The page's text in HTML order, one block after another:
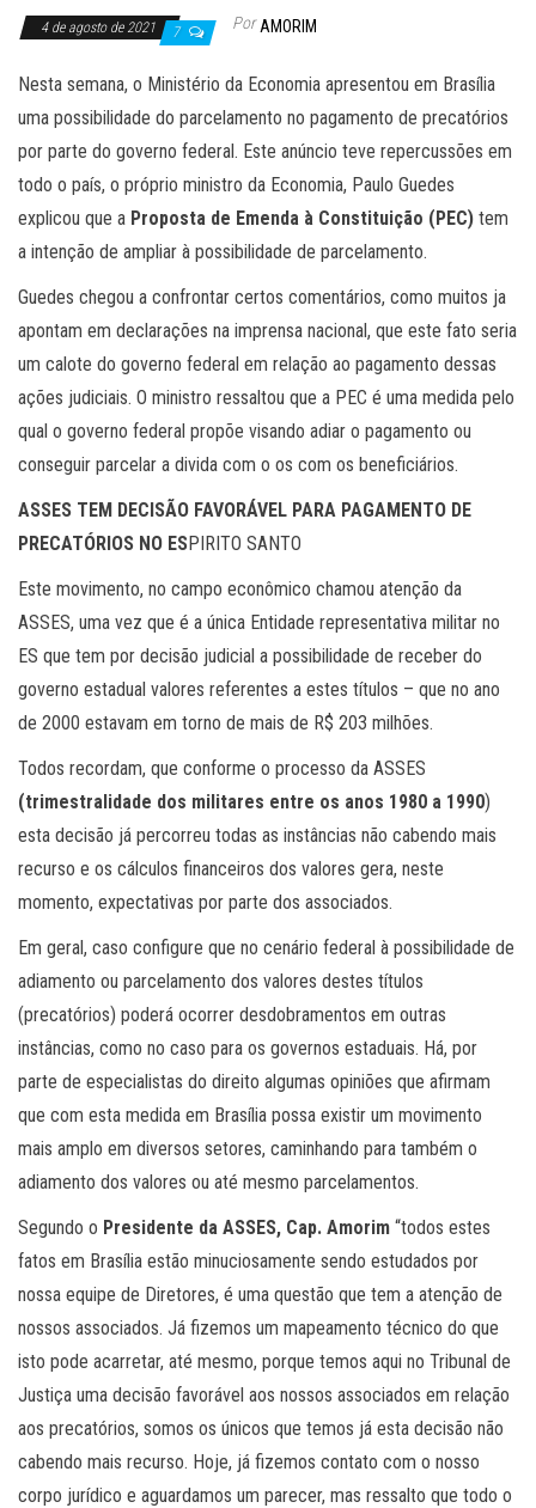
4 de agosto de 2021 7 Por AMORIM
Nesta semana, o Ministério da Economia apresentou em Brasília
uma possibilidade do parcelamento no pagamento de precatórios
por parte do governo federal. Este anúncio teve repercussões em
todo o país, o próprio ministro da Economia, Paulo Guedes
explicou que a Proposta de Emenda à Constituição (PEC) tem
a intenção de ampliar à possibilidade de parcelamento.
Guedes chegou a confrontar certos comentários, como muitos ja
apontam em declarações na imprensa nacional, que este fato seria
um calote do governo federal em relação ao pagamento dessas
ações judiciais. O ministro ressaltou que a PEC é uma medida pelo
qual o governo federal propõe visando adiar o pagamento ou
conseguir parcelar a divida com o os com os beneficiários.
ASSES TEM DECISÃO FAVORÁVEL PARA PAGAMENTO DE
PRECATÓRIOS NO ESPIRITO SANTO
Este movimento, no campo econômico chamou atenção da
ASSES, uma vez que é a única Entidade representativa militar no
ES que tem por decisão judicial a possibilidade de receber do
governo estadual valores referentes a estes títulos – que no ano
de 2000 estavam em torno de mais de R$ 203 milhões.
Todos recordam, que conforme o processo da ASSES
(trimestralidade dos militares entre os anos 1980 a 1990)
esta decisão já percorreu todas as instâncias não cabendo mais
recurso e os cálculos financeiros dos valores gera, neste
momento, expectativas por parte dos associados.
Em geral, caso configure que no cenário federal à possibilidade de
adiamento ou parcelamento dos valores destes títulos
(precatórios) poderá ocorrer desdobramentos em outras
instâncias, como no caso para os governos estaduais. Há, por
parte de especialistas do direito algumas opiniões que afirmam
que com esta medida em Brasília possa existir um movimento
mais amplo em diversos setores, caminhando para também o
adiamento dos valores ou até mesmo parcelamentos.
Segundo o Presidente da ASSES, Cap. Amorim “todos estes
fatos em Brasília estão minuciosamente sendo estudados por
nossa equipe de Diretores, é uma questão que tem a atenção de
nossos associados. Já fizemos um mapeamento técnico do que
isto pode acarretar, até mesmo, porque temos aqui no Tribunal de
Justiça uma decisão favorável aos nossos associados em relação
aos precatórios, somos os únicos que temos já esta decisão não
cabendo mais recurso. Hoje, já fizemos contato com o nosso
corpo jurídico e aguardamos um parecer, mas ressalto que todo o